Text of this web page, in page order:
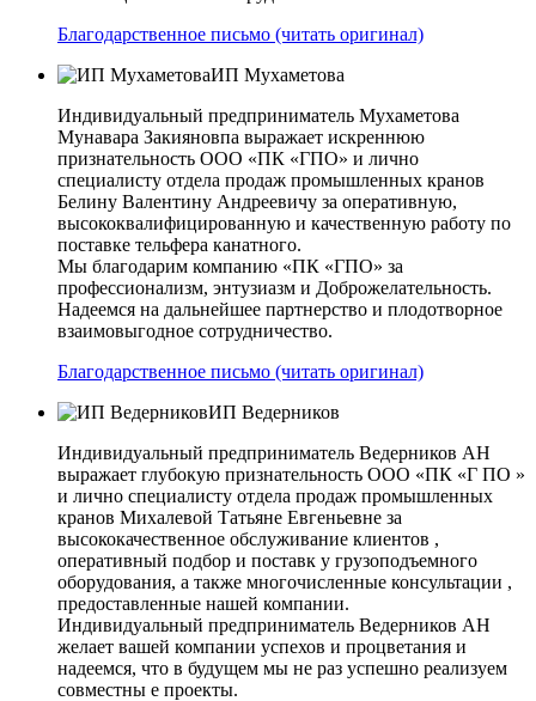
Благодарственное письмо (читать оригинал)
ИП Мухаметова
Индивидуальный предприниматель Мухаметова
Мунавара Закияновпа выражает искреннюю
признательность ООО «ПК «ГПО» и лично
специалисту отдела продаж промышленных кранов
Белину Валентину Андреевичу за оперативную,
высококвалифицированную и качественную работу по
поставке тельфера канатного.
Мы благодарим компанию «ПК «ГПО» за
профессионализм, энтузиазм и Доброжелательность.
Надеемся на дальнейшее партнерство и плодотворное
взаимовыгодное сотрудничество.
Благодарственное письмо (читать оригинал)
ИП Ведерников
Индивидуальный предприниматель Ведерников АН
выражает глубокую признательность ООО «ПК «Г ПО »
и лично специалисту отдела продаж промышленных
кранов Михалевой Татьяне Евгеньевне за
высококачественное обслуживание клиентов ,
оперативный подбор и поставк у грузоподъемного
оборудования, а также многочисленные консультации ,
предоставленные нашей компании.
Индивидуальный предприниматель Ведерников АН
желает вашей компании успехов и процветания и
надеемся, что в будущем мы не раз успешно реализуем
совместны е проекты.